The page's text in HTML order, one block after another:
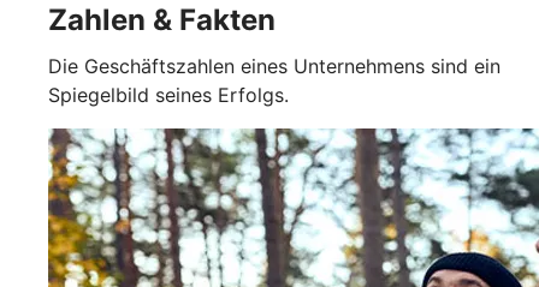
Zahlen & Fakten
Die Geschäftszahlen eines Unternehmens sind ein
Spiegelbild seines Erfolgs.